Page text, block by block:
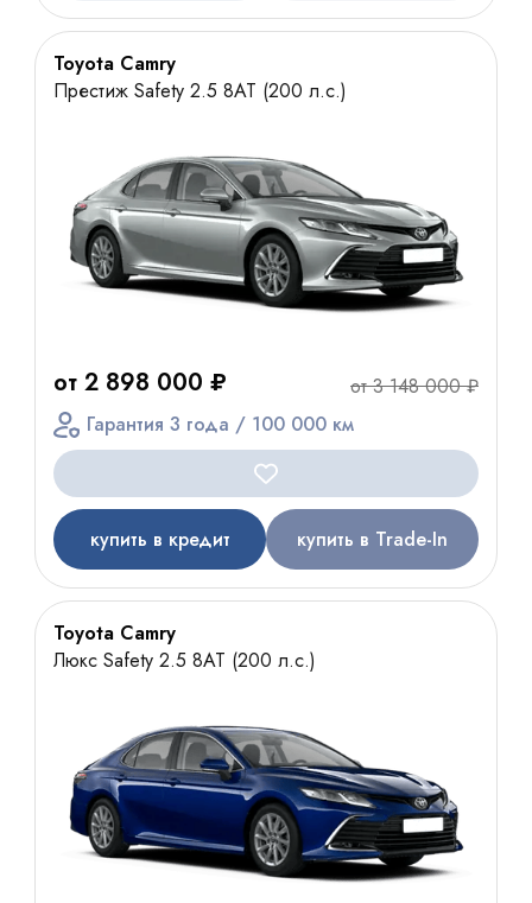
Toyota Camry
Престиж Safety 2.5 8АТ (200 л.с.)
от 2 898 000 ₽
от 3 148 000 ₽
Гарантия 3 года / 100 000 км
купить в кредит купить в Trade-In
Toyota Camry
Люкс Safety 2.5 8АТ (200 л.с.)